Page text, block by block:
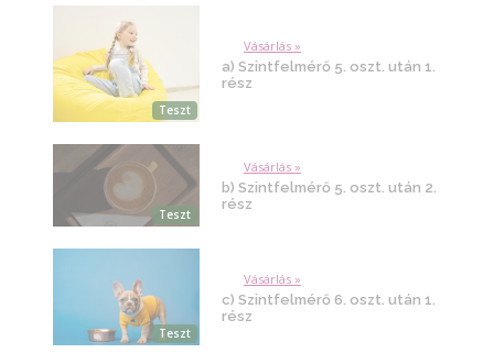
Teszt
Vásárlás »
a) Szintfelmérő 5. oszt. után 1.
rész
Teszt
Vásárlás »
b) Szintfelmérő 5. oszt. után 2.
rész
Teszt
Vásárlás »
c) Szintfelmérő 6. oszt. után 1.
rész